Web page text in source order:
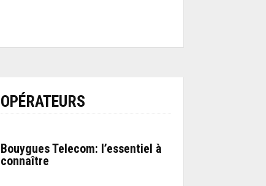
OPÉRATEURS
Bouygues Telecom: l’essentiel à
connaître